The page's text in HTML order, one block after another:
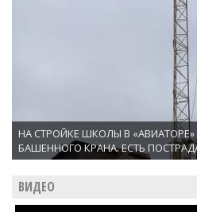
НА СТРОЙКЕ ШКОЛЫ В «АВИАТОРЕ»
БАШЕННОГО КРАНА. ЕСТЬ
ВИДЕО